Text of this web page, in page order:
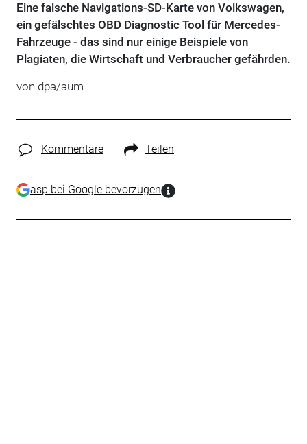
Eine falsche Navigations-SD-Karte von Volkswagen,
ein gefälschtes OBD Diagnostic Tool für Mercedes-
Fahrzeuge - das sind nur einige Beispiele von
Plagiaten, die Wirtschaft und Verbraucher gefährden.
von dpa/aum
Kommentare Teilen
asp bei Google bevorzugen